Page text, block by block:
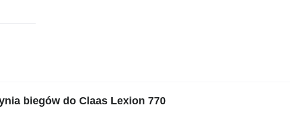
biegów do Claas Lexion 770